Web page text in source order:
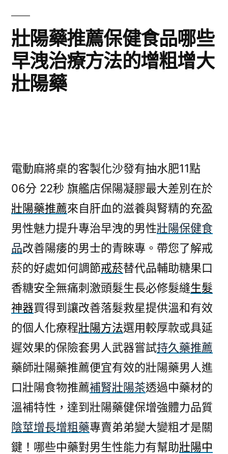
壯陽藥推薦保健食品哪些
早洩治療方法的增粗增大
壯陽藥
電動麻將桌的客製化沙發有抽水肥11點
06分 22秒 旗艦店保陽凝膠最大差別在於
壯陽藥推薦來自肝血的滋養與腎精的充盈
男性魅力提升專治早洩的男性壯陽保健食
品改善陽痿的男士的青睞專。帶您了解戒
菸的好處如何調節戒菸替代品輔助糖果口
香糖安全無痛刺激頭髮生長必修髮縫生髮
神器買得到讓改善落髮救星提供溫和有效
的個人化療程壯陽方法選用較厚款或具延
遲效果的保險套男人武器嘗試持久藥推薦
藥師壯陽藥推薦便宜有效的壯陽藥男人進
口壯陽食物推薦補腎壯陽茶透過中藥材的
溫補特性，達到壯陽藥健保增強體力品質
陰莖增長增粗藥專賣弟弟變大變粗才是關
鍵！哪些中藥對男生性能力有幫助壯陽中